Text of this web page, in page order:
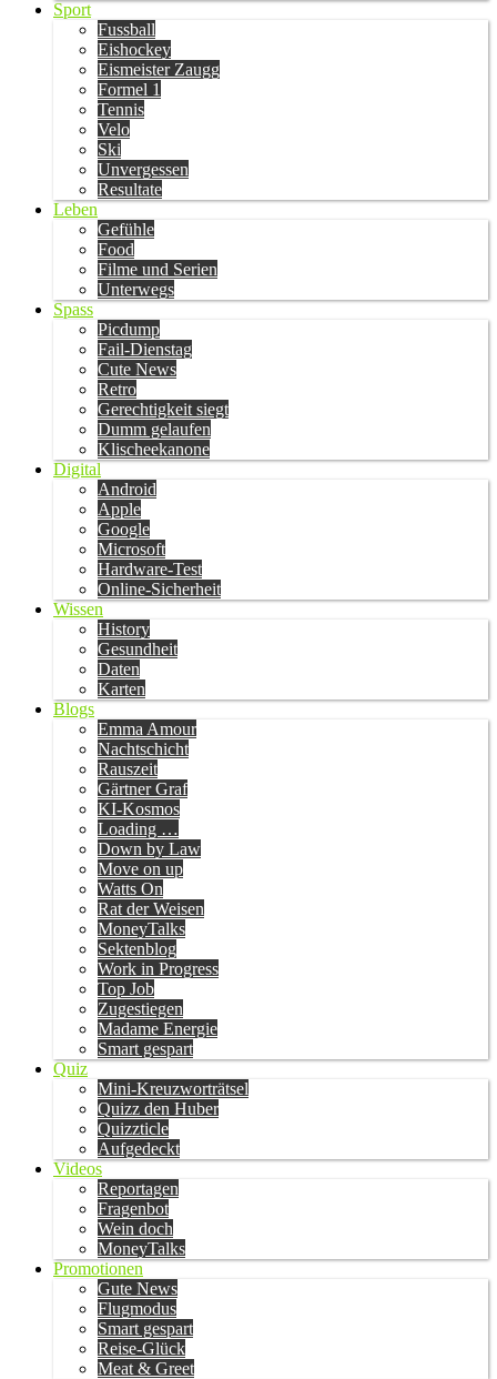
Sport
Fussball
Eishockey
Eismeister Zaugg
Formel 1
Tennis
Velo
Ski
Unvergessen
Resultate
Leben
Gefühle
Food
Filme und Serien
Unterwegs
Spass
Picdump
Fail-Dienstag
Cute News
Retro
Gerechtigkeit siegt
Dumm gelaufen
Klischeekanone
Digital
Android
Apple
Google
Microsoft
Hardware-Test
Online-Sicherheit
Wissen
History
Gesundheit
Daten
Karten
Blogs
Emma Amour
Nachtschicht
Rauszeit
Gärtner Graf
KI-Kosmos
Loading …
Down by Law
Move on up
Watts On
Rat der Weisen
MoneyTalks
Sektenblog
Work in Progress
Top Job
Zugestiegen
Madame Energie
Smart gespart
Quiz
Mini-Kreuzworträtsel
Quizz den Huber
Quizzticle
Aufgedeckt
Videos
Reportagen
Fragenbot
Wein doch
MoneyTalks
Promotionen
Gute News
Flugmodus
Smart gespart
Reise-Glück
Meat & Greet